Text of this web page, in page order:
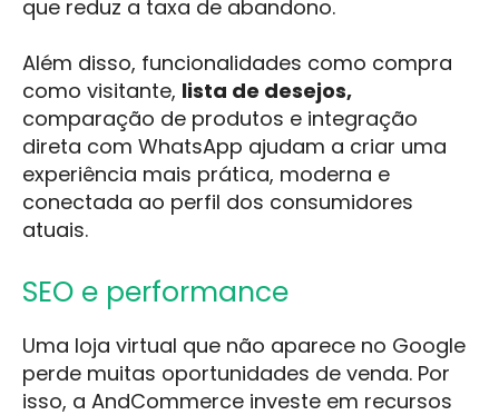
que reduz a taxa de abandono.
Além disso, funcionalidades como compra
como visitante, lista de desejos,
comparação de produtos e integração
direta com WhatsApp ajudam a criar uma
experiência mais prática, moderna e
conectada ao perfil dos consumidores
atuais.
SEO e performance
Uma loja virtual que não aparece no Google
perde muitas oportunidades de venda. Por
isso, a AndCommerce investe em recursos